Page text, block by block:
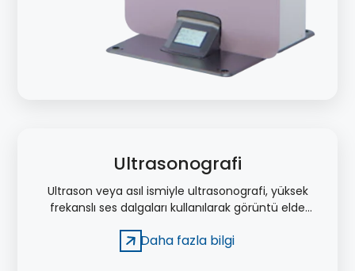
Ultrasonografi
Ultrason veya asıl ismiyle ultrasonografi, yüksek
frekanslı ses dalgaları kullanılarak görüntü elde
Daha fazla bilgi